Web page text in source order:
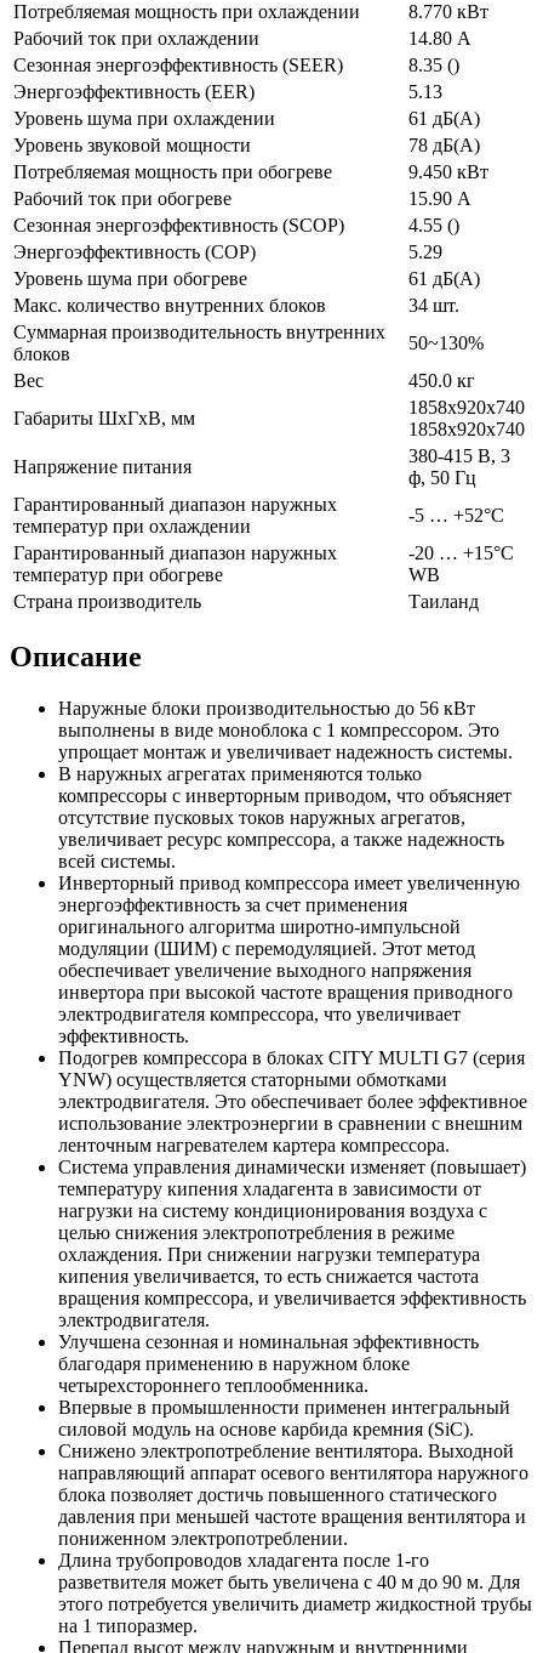
Потребляемая мощность при охлаждении
8.770 кВт
Рабочий ток при охлаждении
14.80 А
Сезонная энергоэффективность (SEER)
8.35 ()
Энергоэффективность (EER)
5.13
Уровень шума при охлаждении
61 дБ(А)
Уровень звуковой мощности
78 дБ(А)
Потребляемая мощность при обогреве
9.450 кВт
Рабочий ток при обогреве
15.90 А
Сезонная энергоэффективность (SCOP)
4.55 ()
Энергоэффективность (COP)
5.29
Уровень шума при обогреве
61 дБ(А)
Макс. количество внутренних блоков
34 шт.
Суммарная производительность внутренних
блоков
50~130%
Вес
450.0 кг
Габариты ШхГхВ, мм
1858x920x740
1858x920x740
Напряжение питания
380-415 В, 3
ф, 50 Гц
Гарантированный диапазон наружных
температур при охлаждении
-5 … +52°C
Гарантированный диапазон наружных
температур при обогреве
-20 … +15°C
WB
Страна производитель
Таиланд
Описание
Наружные блоки производительностью до 56 кВт
выполнены в виде моноблока с 1 компрессором. Это
упрощает монтаж и увеличивает надежность системы.
В наружных агрегатах применяются только
компрессоры с инверторным приводом, что объясняет
отсутствие пусковых токов наружных агрегатов,
увеличивает ресурс компрессора, а также надежность
всей системы.
Инверторный привод компрессора имеет увеличенную
энергоэффективность за счет применения
оригинального алгоритма широтно-импульсной
модуляции (ШИМ) с перемодуляцией. Этот метод
обеспечивает увеличение выходного напряжения
инвертора при высокой частоте вращения приводного
электродвигателя компрессора, что увеличивает
эффективность.
Подогрев компрессора в блоках CITY MULTI G7 (серия
YNW) осуществляется статорными обмотками
электродвигателя. Это обеспечивает более эффективное
использование электроэнергии в сравнении с внешним
ленточным нагревателем картера компрессора.
Система управления динамически изменяет (повышает)
температуру кипения хладагента в зависимости от
нагрузки на систему кондиционирования воздуха с
целью снижения электропотребления в режиме
охлаждения. При снижении нагрузки температура
кипения увеличивается, то есть снижается частота
вращения компрессора, и увеличивается эффективность
электродвигателя.
Улучшена сезонная и номинальная эффективность
благодаря применению в наружном блоке
четырехстороннего теплообменника.
Впервые в промышленности применен интегральный
силовой модуль на основе карбида кремния (SiC).
Снижено электропотребление вентилятора. Выходной
направляющий аппарат осевого вентилятора наружного
блока позволяет достичь повышенного статического
давления при меньшей частоте вращения вентилятора и
пониженном электропотреблении.
Длина трубопроводов хладагента после 1-го
разветвителя может быть увеличена с 40 м до 90 м. Для
этого потребуется увеличить диаметр жидкостной трубы
на 1 типоразмер.
Перепад высот между наружным и внутренними